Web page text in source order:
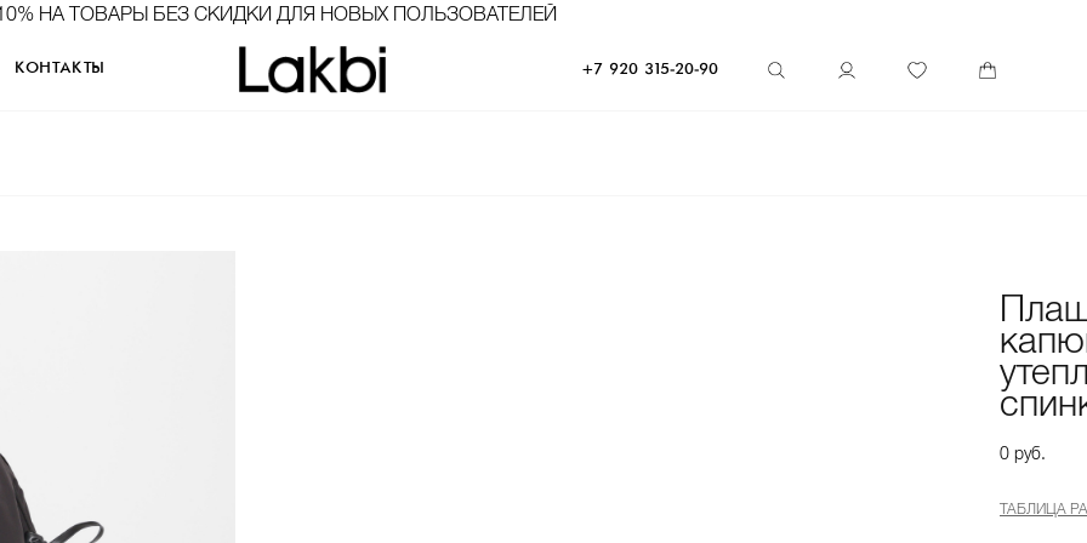
НА ТОВАРЫ БЕЗ СКИДКИ ДЛЯ НОВЫХ ПОЛЬЗОВАТЕЛЕЙ
КОНТАКТЫ +7 920 315-20-90
0 руб.
ТАБЛИЦА